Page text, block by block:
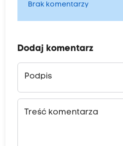
Brak komentarzy
Dodaj komentarz
Podpis
Treść komentarza